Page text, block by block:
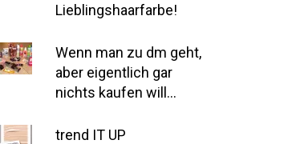
Lieblingshaarfarbe!
Wenn man zu dm geht,
aber eigentlich gar
nichts kaufen will...
trend IT UP